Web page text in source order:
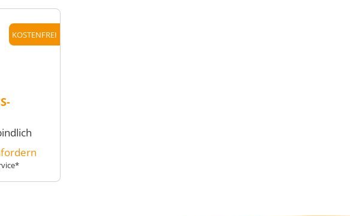
KOSTENFREI